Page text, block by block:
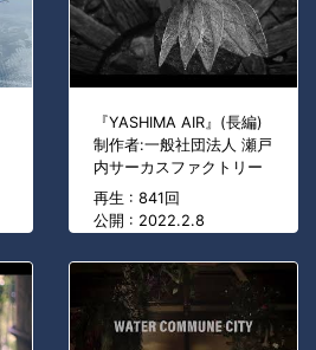
『YASHIMA AIR』(長編)
制作者:一般社団法人 瀬戸
内サーカスファクトリー
再生 : 841回
公開 : 2022.2.8